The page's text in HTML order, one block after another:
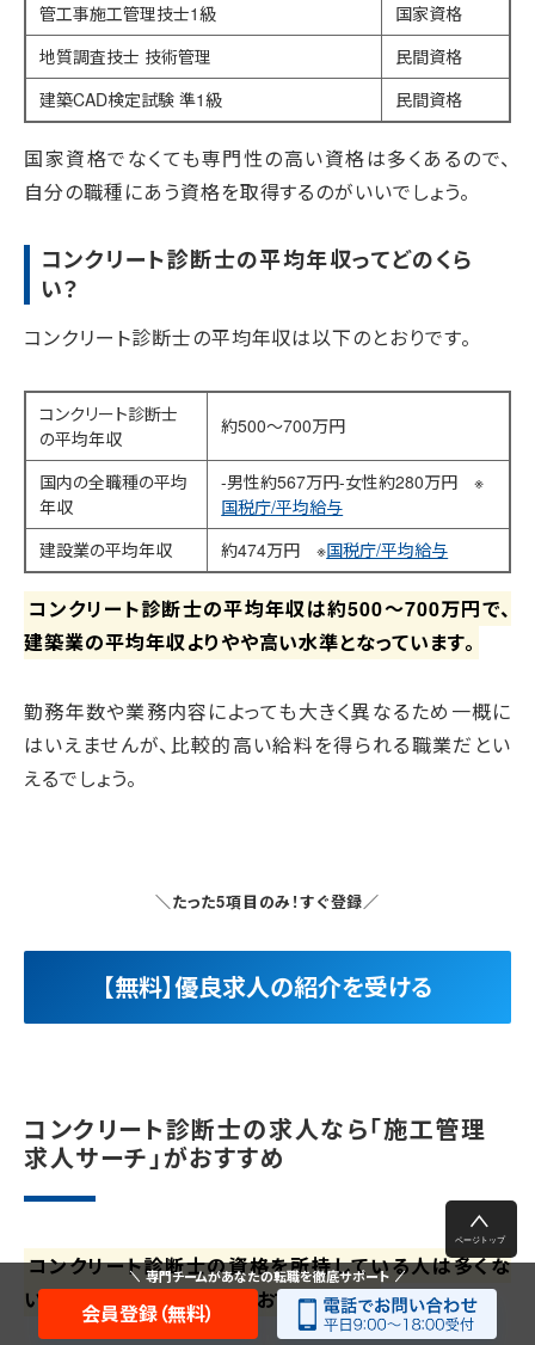
管工事施工管理技士1級
国家資格
地質調査技士 技術管理
民間資格
建築CAD検定試験 準1級
民間資格
国家資格でなくても専門性の高い資格は多くあるので、
自分の職種にあう資格を取得するのがいいでしょう。
コンクリート診断士の平均年収ってどのくら
い？
コンクリート診断士の平均年収は以下のとおりです。
コンクリート診断士
の平均年収
約500～700万円
国内の全職種の平均
年収
-男性約567万円-女性約280万円 ※
国税庁/平均給与
建設業の平均年収
約474万円 ※国税庁/平均給与
コンクリート診断士の平均年収は約500～700万円で、
建築業の平均年収よりやや高い水準となっています。
勤務年数や業務内容によっても大きく異なるため一概に
はいえませんが、比較的高い給料を得られる職業だとい
えるでしょう。
＼たった5項目のみ！すぐ登録／
【無料】優良求人の紹介を受ける
コンクリート診断士の求人なら「施工管理
求人サーチ」がおすすめ
コンクリート診断士の資格を所持している人は多くな
いため、早めの資格取得がおすすめです。
専門チームがあなたの転職を徹底サポート
会員登録（無料）